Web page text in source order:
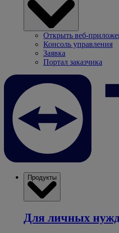
Открыть веб-
Консоль управления
Заявка
Портал заказчика
Продукты
Для личных